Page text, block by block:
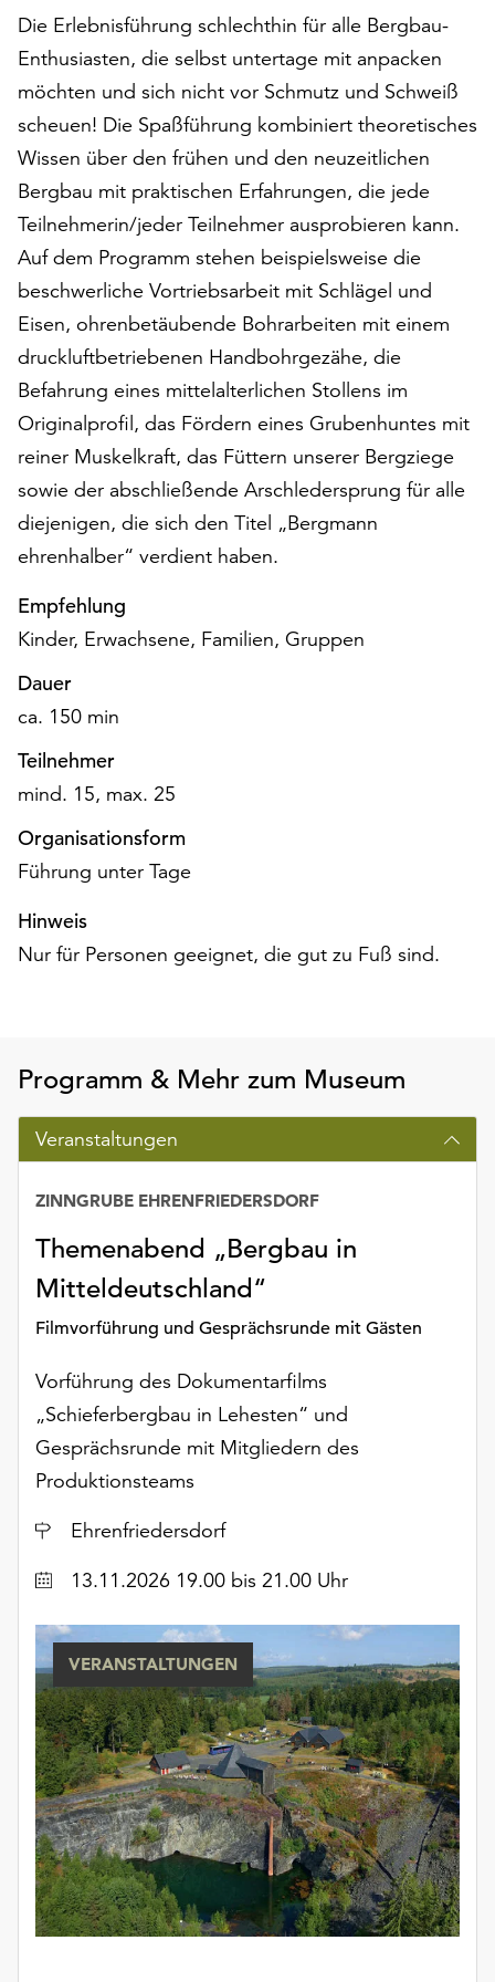
auf
„Alle
akzeptieren“,
um
alle
Cookies
akzeptieren.
Sie
können
Ihr
Einverständnis
jederzeit
ändern
und
widerrufen.
Dafür
steht
Ihnen
Ende
der
die
Schaltfläche
Einstellungen“
zur
Funktionale
Cookies
auch
ohne
Einverständnis
ausgeführt.
verwendeten
anpassen,
erreichen
die
Einstellungen
über
die
„Auswählen“.
Weitere
Informationen
finden
Sie
Datenschutzerklärung
dem
Die Erlebnisführung schlechthin für alle Bergbau-
Enthusiasten, die selbst untertage mit anpacken
möchten und sich nicht vor Schmutz und Schweiß
scheuen! Die Spaßführung kombiniert theoretisches
Wissen über den frühen und den neuzeitlichen
Bergbau mit praktischen Erfahrungen, die jede
Teilnehmerin/jeder Teilnehmer ausprobieren kann.
Auf dem Programm stehen beispielsweise die
beschwerliche Vortriebsarbeit mit Schlägel und
Eisen, ohrenbetäubende Bohrarbeiten mit einem
druckluftbetriebenen Handbohrgezähe, die
Befahrung eines mittelalterlichen Stollens im
Originalprofil, das Fördern eines Grubenhuntes mit
reiner Muskelkraft, das Füttern unserer Bergziege
sowie der abschließende Arschledersprung für alle
diejenigen, die sich den Titel „Bergmann
ehrenhalber“ verdient haben.
Empfehlung
Kinder, Erwachsene, Familien, Gruppen
Dauer
ca. 150 min
Teilnehmer
mind. 15, max. 25
Organisationsform
Führung unter Tage
Hinweis
Nur für Personen geeignet, die gut zu Fuß sind.
Programm & Mehr zum Museum
Veranstaltungen
Themenabend „Bergbau in
Mitteldeutschland“
Filmvorführung und Gesprächsrunde mit Gästen
ZINNGRUBE EHRENFRIEDERSDORF
Vorführung des Dokumentarfilms
„Schieferbergbau in Lehesten“ und
Gesprächsrunde mit Mitgliedern des
Produktionsteams
Ort
Ehrenfriedersdorf
Datum13.11.2026 19.00 bis 21.00 Uhr
VERANSTALTUNGEN